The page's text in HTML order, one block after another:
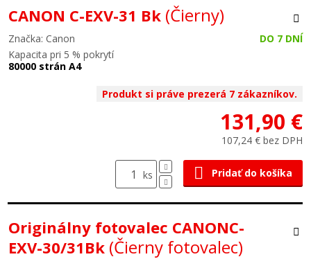
CANON C-EXV-31 Bk (Čierny)
Značka: Canon
DO 7 DNÍ
Kapacita pri 5 % pokrytí
80000 strán A4
Produkt si práve prezerá 7 zákazníkov.
131,90 €
107,24 € bez DPH
ks Pridať do košíka
Originálny fotovalec CANONC-
EXV-30/31Bk (Čierny fotovalec)